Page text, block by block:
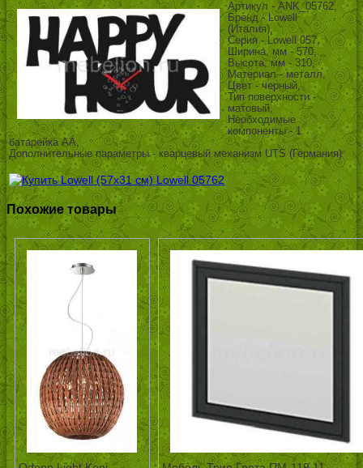
Артикул - ANK_05762,
Бренд - Lowell
(Италия),
Серия - Lowell 057,
Ширина, мм - 570,
Высота, мм - 310,
Материал - металл,
Цвет - черный,
Тип поверхности -
матовый,
Необходимые
компоненты - 1
батарейка АА,
Дополнительные параметры - кварцевый механизм UTS (Германия)
Похожие товары